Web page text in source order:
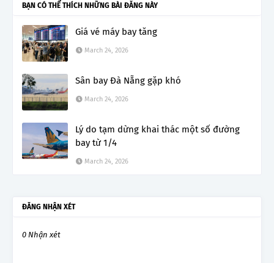
BẠN CÓ THỂ THÍCH NHỮNG BÀI ĐĂNG NÀY
Giá vé máy bay tăng
March 24, 2026
Sân bay Đà Nẵng gặp khó
March 24, 2026
Lý do tạm dừng khai thác một số đường
bay từ 1/4
March 24, 2026
ĐĂNG NHẬN XÉT
0 Nhận xét